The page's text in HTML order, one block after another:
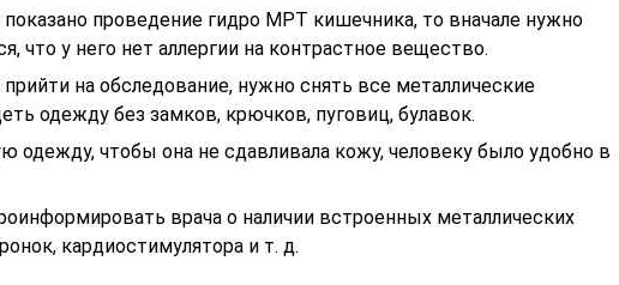
показано проведение гидро МРТ кишечника, то вначале нужно
что у него нет аллергии на контрастное вещество.
на обследование, нужно снять все металлические
одежду без замков, крючков, пуговиц, булавок.
одежду, чтобы она не сдавливала кожу, человеку было удобно в
врача о наличии встроенных металлических
кардиостимулятора и т. д.